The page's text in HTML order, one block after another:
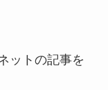
ットの記事を